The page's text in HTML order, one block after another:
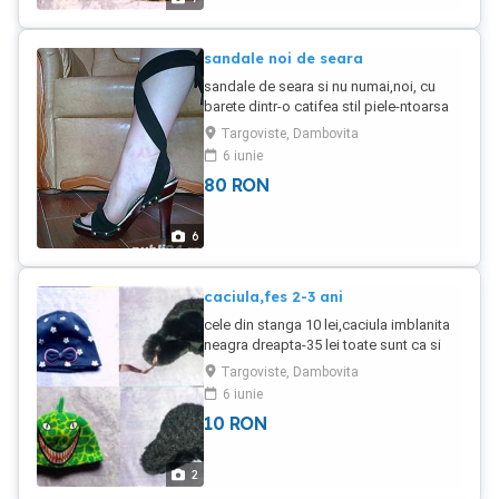
achizitioneaza pe celelalte doua fustele
sunt in stare f buna,fara defecte trimit si
prin posta
6
sandale noi de seara
sandale de seara si nu numai,noi, cu
barete dintr-o catifea stil piele-ntoarsa
neagra care se leaga pe picior dupa
preferinta,pe glezna sau ca-n
imagine,aduse din Anglia,lungime talpa
interior 26,sunt comode pe talpa
Targoviste, Dambovita
6 iunie
80 RON
2
caciula,fes 2-3 ani
cele din stanga 10 lei,caciula imblanita
neagra dreapta-35 lei toate sunt ca si
noi trimit si prin posta
Targoviste, Dambovita
6 iunie
10 RON